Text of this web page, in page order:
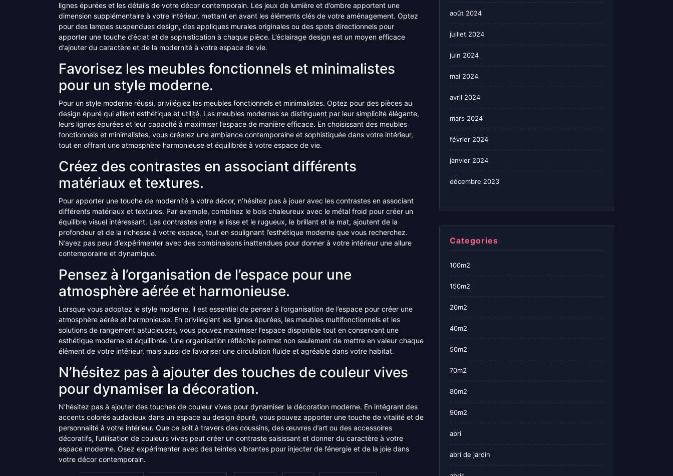
lignes épurées et les détails de votre décor contemporain. Les jeux de lumière et d’ombre apportent une
dimension supplémentaire à votre intérieur, mettant en avant les éléments clés de votre aménagement. Optez
pour des lampes suspendues design, des appliques murales originales ou des spots directionnels pour
apporter une touche d’éclat et de sophistication à chaque pièce. L’éclairage design est un moyen efficace
d’ajouter du caractère et de la modernité à votre espace de vie.
Favorisez les meubles fonctionnels et minimalistes
pour un style moderne.
Pour un style moderne réussi, privilégiez les meubles fonctionnels et minimalistes. Optez pour des pièces au
design épuré qui allient esthétique et utilité. Les meubles modernes se distinguent par leur simplicité élégante,
leurs lignes épurées et leur capacité à maximiser l’espace de manière efficace. En choisissant des meubles
fonctionnels et minimalistes, vous créerez une ambiance contemporaine et sophistiquée dans votre intérieur,
tout en offrant une atmosphère harmonieuse et équilibrée à votre espace de vie.
Créez des contrastes en associant différents
matériaux et textures.
Pour apporter une touche de modernité à votre décor, n’hésitez pas à jouer avec les contrastes en associant
différents matériaux et textures. Par exemple, combinez le bois chaleureux avec le métal froid pour créer un
équilibre visuel intéressant. Les contrastes entre le lisse et le rugueux, le brillant et le mat, ajoutent de la
profondeur et de la richesse à votre espace, tout en soulignant l’esthétique moderne que vous recherchez.
N’ayez pas peur d’expérimenter avec des combinaisons inattendues pour donner à votre intérieur une allure
contemporaine et dynamique.
Pensez à l’organisation de l’espace pour une
atmosphère aérée et harmonieuse.
Lorsque vous adoptez le style moderne, il est essentiel de penser à l’organisation de l’espace pour créer une
atmosphère aérée et harmonieuse. En privilégiant les lignes épurées, les meubles multifonctionnels et les
solutions de rangement astucieuses, vous pouvez maximiser l’espace disponible tout en conservant une
esthétique moderne et équilibrée. Une organisation réfléchie permet non seulement de mettre en valeur chaque
élément de votre intérieur, mais aussi de favoriser une circulation fluide et agréable dans votre habitat.
N’hésitez pas à ajouter des touches de couleur vives
pour dynamiser la décoration.
N’hésitez pas à ajouter des touches de couleur vives pour dynamiser la décoration moderne. En intégrant des
accents colorés audacieux dans un espace au design épuré, vous pouvez apporter une touche de vitalité et de
personnalité à votre intérieur. Que ce soit à travers des coussins, des œuvres d’art ou des accessoires
décoratifs, l’utilisation de couleurs vives peut créer un contraste saisissant et donner du caractère à votre
espace moderne. Osez expérimenter avec des teintes vibrantes pour injecter de l’énergie et de la joie dans
votre décor contemporain.
août 2024
juillet 2024
juin 2024
mai 2024
avril 2024
mars 2024
février 2024
janvier 2024
décembre 2023
Categories
100m2
150m2
20m2
40m2
50m2
70m2
80m2
90m2
abri
abri de jardin